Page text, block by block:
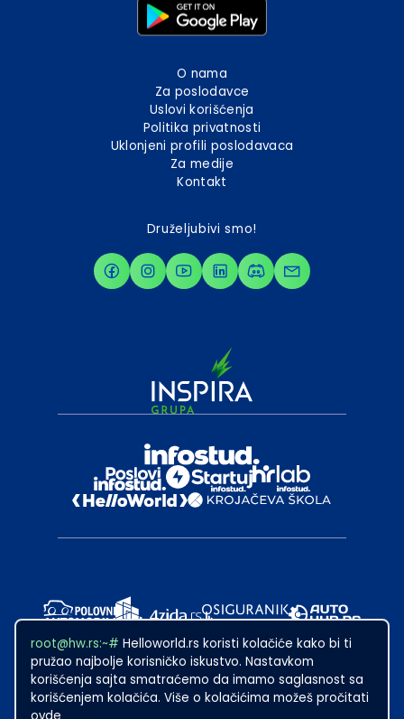
root@hw.rs:~# Helloworld.rs koristi kolačiće kako bi ti
pružao najbolje korisničko iskustvo. Nastavkom
korišćenja sajta smatraćemo da imamo saglasnost sa
korišćenjem kolačića. Više o kolačićima možeš pročitati
O nama
Za poslodavce
Uslovi korišćenja
Politika privatnosti
Uklonjeni profili poslodavaca
Za medije
Kontakt
Druželjubivi smo!